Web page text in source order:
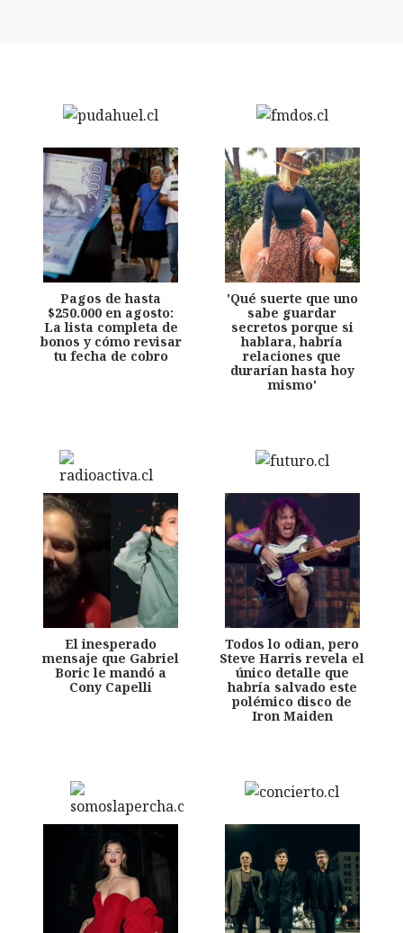
Pagos de hasta
$250.000 en agosto:
La lista completa de
bonos y cómo revisar
tu fecha de cobro
'Qué suerte que uno
sabe guardar
secretos porque si
hablara, habría
relaciones que
durarían hasta hoy
mismo'
El inesperado
mensaje que Gabriel
Boric le mandó a
Cony Capelli
Todos lo odian, pero
Steve Harris revela el
único detalle que
habría salvado este
polémico disco de
Iron Maiden